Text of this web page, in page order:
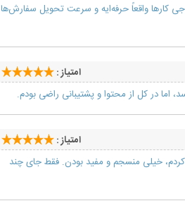
کارها واقعاً حرفه‌ایه و سرعت تحویل سفارش‌ها
امتیاز :
در کل از محتوا و پشتیبانی راضی بودم.
امتیاز :
کردم، خیلی منسجم و مفید بودن. فقط جای چند